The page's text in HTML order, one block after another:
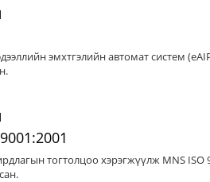
эмхтгэлийн автомат систем
тогтолцоо хэрэгжүүлж MNS ISO